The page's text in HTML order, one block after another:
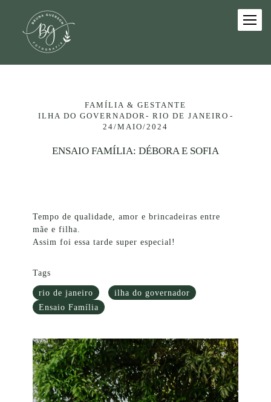
FAMÍLIA & GESTANTE
ILHA DO GOVERNADOR- RIO DE JANEIRO
24/MAIO/2024
ENSAIO FAMÍLIA: DÉBORA E SOFIA
Tempo de qualidade, amor e brincadeiras entre
mãe e filha.
Assim foi essa tarde super especial!
Tags
rio de janeiro
ilha do governador
Ensaio Família